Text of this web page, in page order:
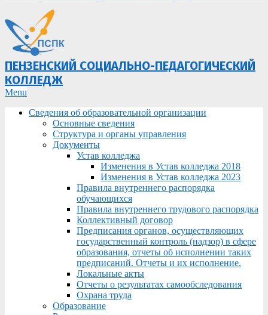
ПЕНЗЕНСКИЙ СОЦИАЛЬНО-ПЕДАГОГИЧЕСКИЙ
КОЛЛЕДЖ
Primary
Menu
Menu
Сведения об образовательной организации
Основные сведения
Структура и органы управления
Документы
Устав колледжа
Изменения в Устав колледжа 2018
Изменения в Устав колледжа 2023
Правила внутреннего распорядка
обучающихся
Правила внутреннего трудового распорядка
Коллективный договор
Предписания органов, осуществляющих
государственный контроль (надзор) в сфере
образования, отчеты об исполнении таких
предписаний. Отчеты и их исполнение.
Локальные акты
Отчеты о результатах самообследования
Охрана труда
Образование